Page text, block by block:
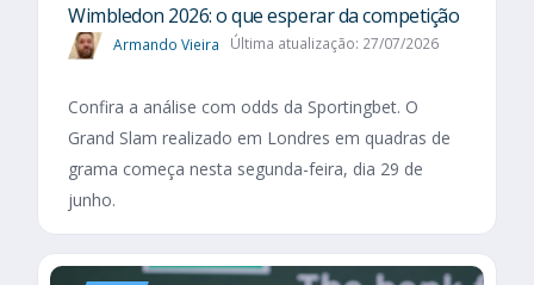
Wimbledon 2026: o que esperar da competição
Armando Vieira Última atualização: 27/07/2026
Confira a análise com odds da Sportingbet. O
Grand Slam realizado em Londres em quadras de
grama começa nesta segunda-feira, dia 29 de
junho.